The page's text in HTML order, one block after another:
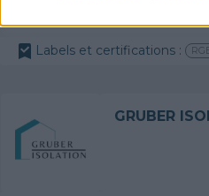
Labels et certifications :
GRUBER